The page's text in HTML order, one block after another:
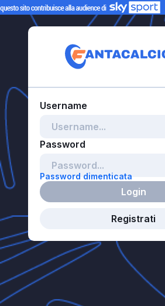
Password dimenticata
Login
Registrati